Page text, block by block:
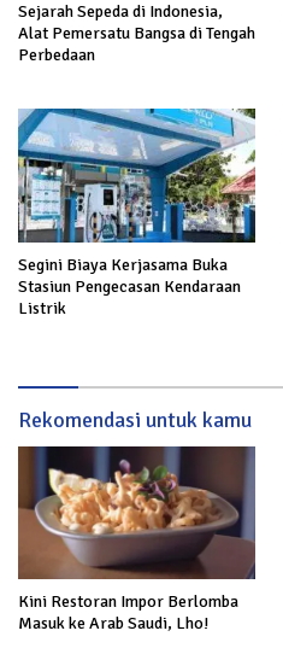
Sejarah Sepeda di Indonesia,
Alat Pemersatu Bangsa di Tengah
Perbedaan
Segini Biaya Kerjasama Buka
Stasiun Pengecasan Kendaraan
Listrik
Rekomendasi untuk kamu
Kini Restoran Impor Berlomba
Masuk ke Arab Saudi, Lho!